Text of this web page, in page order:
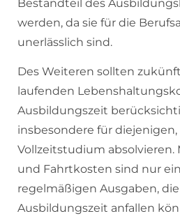
Bestandteil des
werden, da sie für die
unerlässlich sind.
Des Weiteren sollten
laufenden
Ausbildungszeit
insbesondere für diejenigen,
Vollzeitstudium absolvieren.
und Fahrtkosten sind nur
regelmäßigen Ausgaben,
Ausbildungszeit anfallen